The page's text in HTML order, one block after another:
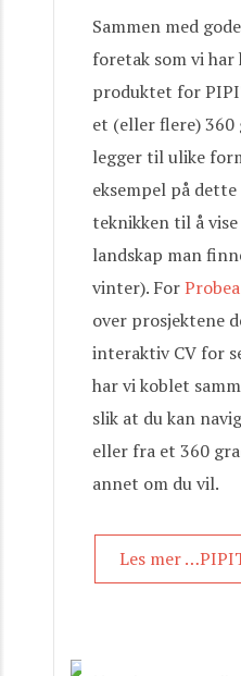
Sammen med
foretak som vi
produktet for
et (eller flere)
legger til ulike
eksempel på
teknikken til å
landskap man
vinter). ForProbea
over prosjektene
interaktiv CV for
har vi koblet
slik at du kan
eller fra et 360
annet om du vil.
Les mer